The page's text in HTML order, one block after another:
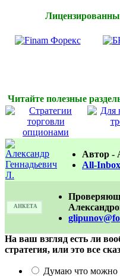
Читайте полезные
Автор -
All-
АНКЕТА
На ваш взгляд есть ли
стратегия, или это все
Думаю что можно